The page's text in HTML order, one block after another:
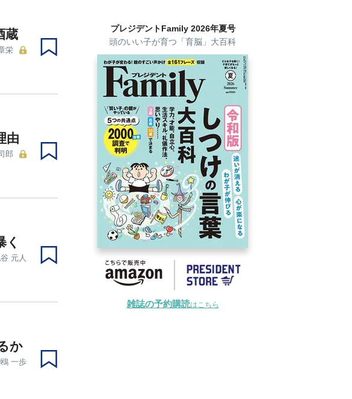
蔵
栄
由
郎
く
元人
か
一歩
プレジデントFamily 2026年夏号
頭のいい子が育つ「育脳」大百科
雑誌の予約購読はこちら